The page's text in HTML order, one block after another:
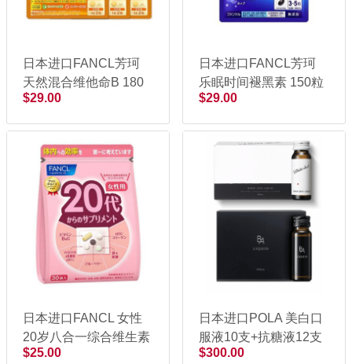
日本进口FANCL芳珂
天然混合维他命B 180
粒
$29.00
日本进口FANCL芳珂
乐眠时间褪黑素 150粒
$29.00
日本进口FANCL 女性
20岁八合一综合维生素
30日份
$25.00
日本进口POLA 美白口
服液10支+抗糖液12支
$300.00